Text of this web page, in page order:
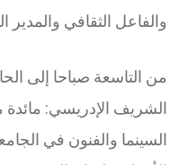
والفاعل الثقافي
من التاسعة صباحا إلى
الشريف الإدريسي:
السينما والفنون في